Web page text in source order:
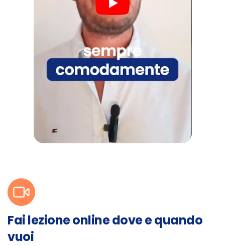
Fai lezione online dove e quando
vuoi